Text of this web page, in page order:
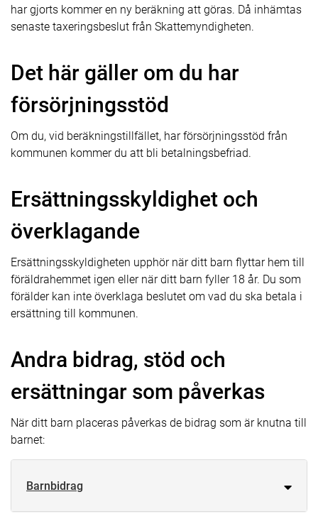
har gjorts kommer en ny beräkning att göras. Då inhämtas
senaste taxeringsbeslut från Skattemyndigheten.
Det här gäller om du har
försörjningsstöd
Om du, vid beräkningstillfället, har försörjningsstöd från
kommunen kommer du att bli betalningsbefriad.
Ersättningsskyldighet och
överklagande
Ersättningsskyldigheten upphör när ditt barn flyttar hem till
föräldrahemmet igen eller när ditt barn fyller 18 år. Du som
förälder kan inte överklaga beslutet om vad du ska betala i
ersättning till kommunen.
Andra bidrag, stöd och
ersättningar som påverkas
När ditt barn placeras påverkas de bidrag som är knutna till
barnet:
Barnbidrag